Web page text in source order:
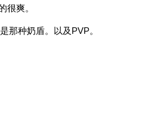
很爽。
那种奶盾。以及PVP。